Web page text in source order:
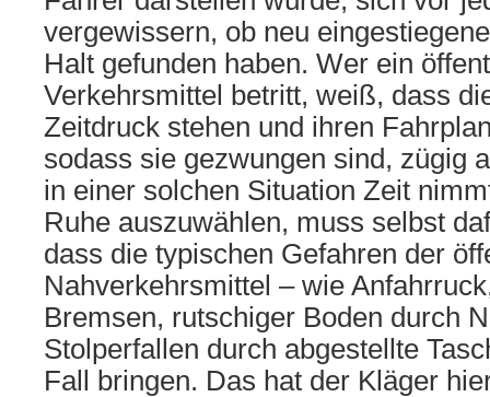
vergewissern, ob neu
Halt gefunden haben. Wer ein
Verkehrsmittel betritt, weiß, dass
Zeitdruck stehen und ihren
sodass sie gezwungen sind, zügig
in einer solchen Situation Zeit
Ruhe auszuwählen, muss selbst
dass die typischen Gefahren der
Nahverkehrsmittel – wie
Bremsen, rutschiger Boden durch
Stolperfallen durch abgestellte
Fall bringen. Das hat der Kläger